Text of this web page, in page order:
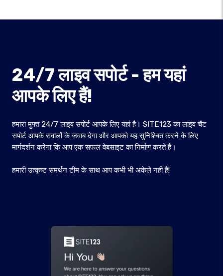
24/7 लाइव सपोर्ट - हम यहां
आपके लिए हैं!
हमारा मुफ्त 24/7 लाइव सपोर्ट आपके लिए यहां है। SITE123 का लाइव चैट
सपोर्ट आपके सवालों के जवाब देगा और आपको यह सुनिश्चित करने के लिए
मार्गदर्शन करेगा कि आप एक सफल वेबसाइट का निर्माण करते हैं।
हमारी उत्कृष्ट समर्थन टीम के साथ आप कभी भी अकेले नहीं हैं!